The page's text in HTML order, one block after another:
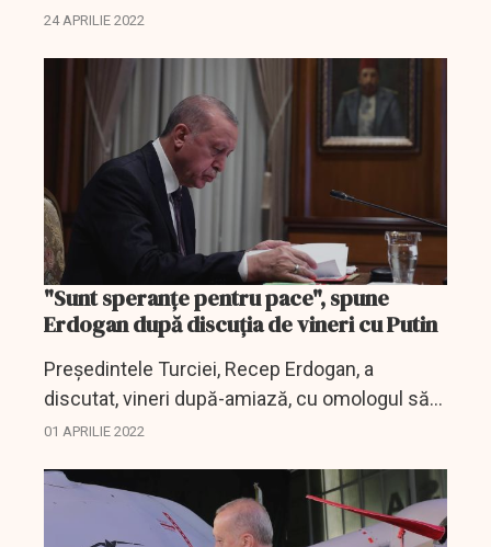
24 APRILIE 2022
"Sunt speranţe pentru pace", spune
Erdogan după discuţia de vineri cu Putin
Preşedintele Turciei, Recep Erdogan, a
discutat, vineri după-amiază, cu omologul său
rus, Vladimir Putin.
01 APRILIE 2022